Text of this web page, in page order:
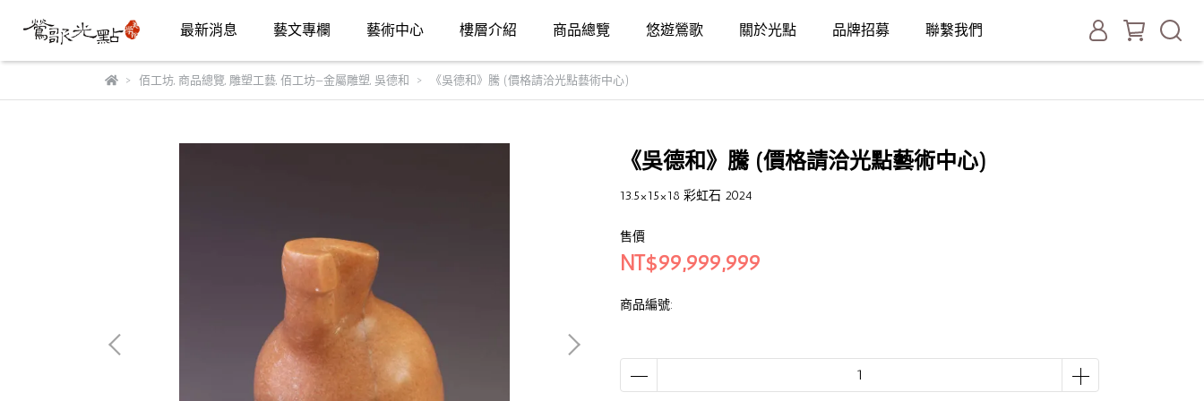
最新消息 藝文專欄 藝術中心 樓層介紹 商品總覽 悠遊鶯歌 關於光點 品牌招募 聯繫我們
佰工坊, 商品總覽, 雕塑工藝, 佰工坊—金屬雕塑, 吳德和 《吳德和》騰 (價格請洽光點藝術中心)
《吳德和》騰 (價格請洽光點藝術中心)
13.5×15×18 彩虹石 2024
售價
NT$99,999,999
商品編號: